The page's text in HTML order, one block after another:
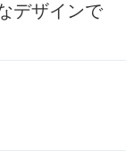
デザインで